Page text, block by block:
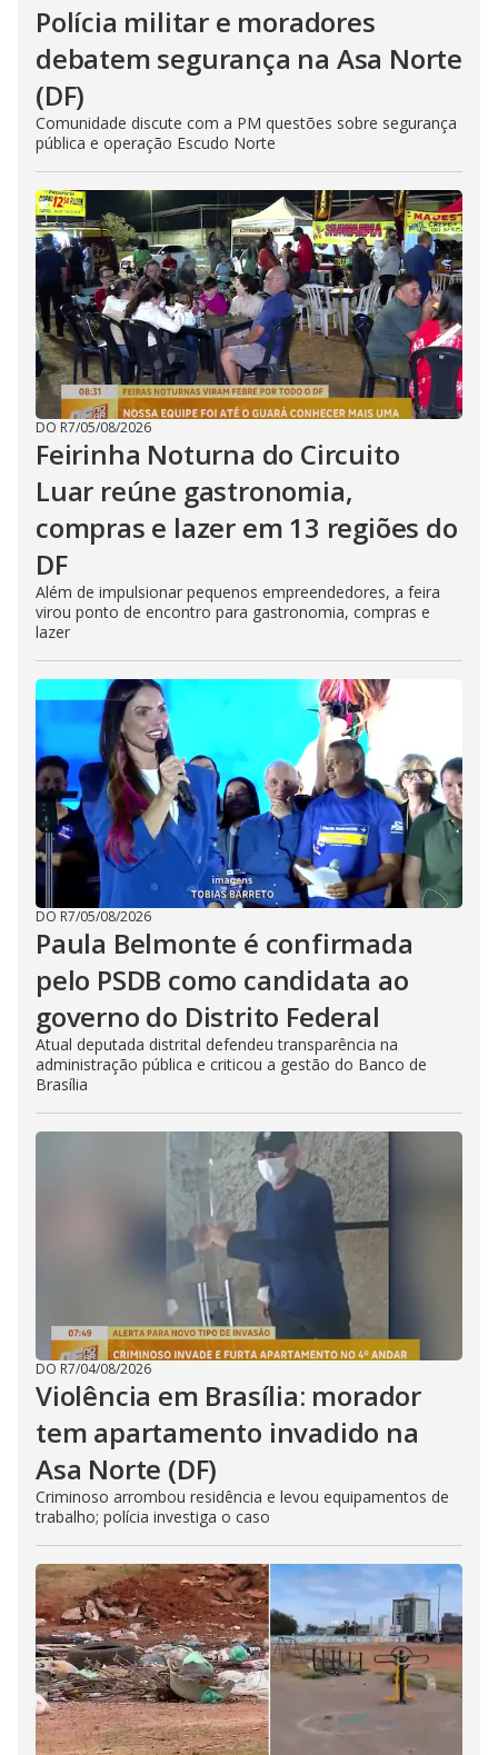
Polícia militar e moradores
debatem segurança na Asa Norte
(DF)
Comunidade discute com a PM questões sobre segurança
pública e operação Escudo Norte
DO R7/05/08/2026
Feirinha Noturna do Circuito
Luar reúne gastronomia,
compras e lazer em 13 regiões do
DF
Além de impulsionar pequenos empreendedores, a feira
virou ponto de encontro para gastronomia, compras e
lazer
DO R7/05/08/2026
Paula Belmonte é confirmada
pelo PSDB como candidata ao
governo do Distrito Federal
Atual deputada distrital defendeu transparência na
administração pública e criticou a gestão do Banco de
Brasília
DO R7/04/08/2026
Violência em Brasília: morador
tem apartamento invadido na
Asa Norte (DF)
Criminoso arrombou residência e levou equipamentos de
trabalho; polícia investiga o caso